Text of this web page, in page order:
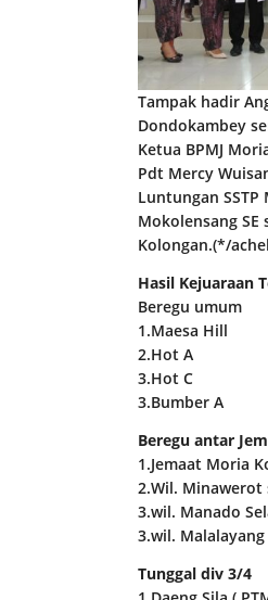
Tampak hadir
Dondokambey
Ketua BPMJ
Pdt Mercy
Luntungan SSTP
Mokolensang
Kolongan.(*/
Hasil Kejuaraan
Beregu umum
1.Maesa Hill
2.Hot A
3.Hot C
3.Bumber A
Beregu antar
1.Jemaat Moria
2.Wil. Minawerot
3.wil. Manado
3.wil.
Tunggal div 3/4